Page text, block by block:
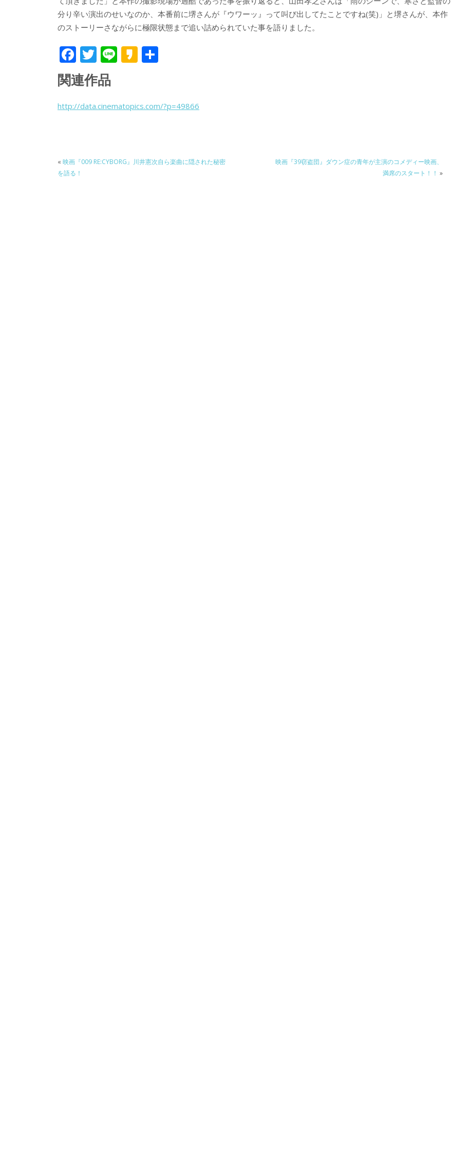
分り辛い演出のせいなのか、本番前に堺さんが『ウワーッ』って叫び出してたことですね(笑)」と堺さんが、本作
のストーリーさながらに極限状態まで追い詰められていた事を語りました。
F
ac
e
b
k
T
w
itt
er
Li K
a
関連作品
http://data.cinematopics.com/?p=49866
« 映画『009 RE:CYBORG』川井憲次自ら楽曲に隠された秘密
を語る！
映画『39窃盗団』ダウン症の青年が主演のコメディー映画、
満席のスタート！！ »